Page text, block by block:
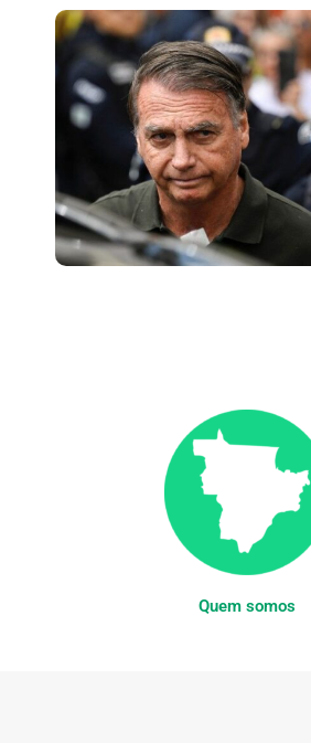
Quem somos